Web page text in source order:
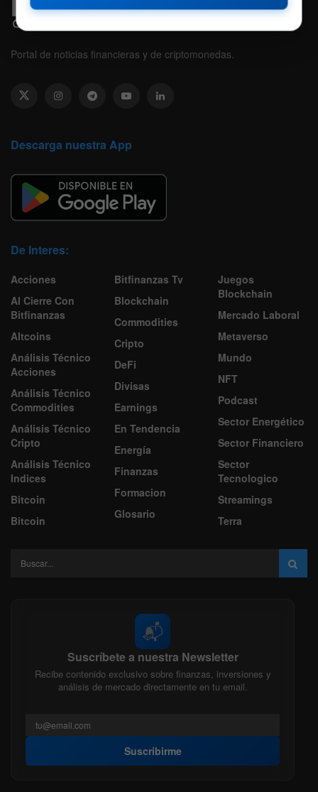
Portal de noticias financieras y de criptomonedas.
Descarga nuestra App
De Interes:
Acciones
Al Cierre Con
Bitfinanzas
Altcoins
Análisis Técnico
Acciones
Análisis Técnico
Commodities
Análisis Técnico
Cripto
Análisis Técnico
Indices
Bitcoin
Bitcoin
Bitfinanzas Tv
Blockchain
Commodities
Cripto
DeFi
Divisas
Earnings
En Tendencia
Energía
Finanzas
Formacion
Glosario
Juegos
Blockchain
Mercado Laboral
Metaverso
Mundo
NFT
Podcast
Sector Energético
Sector Financiero
Sector
Tecnologico
Streamings
Terra
📬
Suscríbete a nuestra Newsletter
Recibe contenido exclusivo sobre finanzas, inversiones y
análisis de mercado directamente en tu email.
Suscribirme